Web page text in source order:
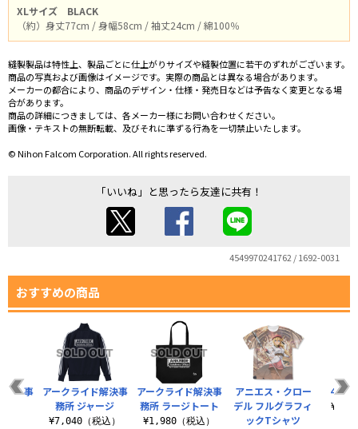
XLサイズ
BLACK
（約）身丈77cm / 身幅58cm / 袖丈24cm / 綿100％
縫製製品は特性上、製品ごとに仕上がりサイズや縫製位置に若干のずれがございます。
商品の写真および画像はイメージです。実際の商品とは異なる場合があります。
メーカーの都合により、商品のデザイン・仕様・発売日などは予告なく変更となる場
合があります。
商品の詳細につきましては、各メーカー様にお問い合わせください。
画像・テキストの無断転載、及びそれに準ずる行為を一切禁止いたします。
© Nihon Falcom Corporation. All rights reserved.
「いいね」と思ったら友達に共有！
4549970241762 / 1692-0031
おすすめの商品
アークライド解決事
務所 ラージトート
¥1,980（税込）
アニエス・クロー
デル フルグラフィ
ックTシャツ
4spg
解決事
アークライド解決事
務所 ジャージ
¥7,040（税込）